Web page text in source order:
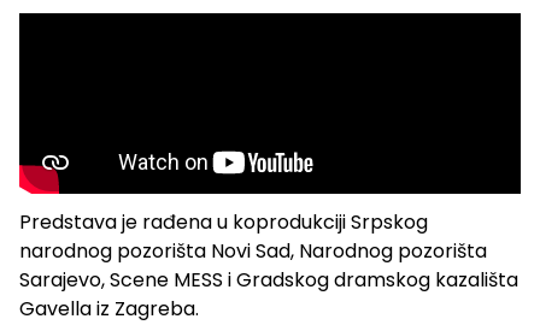
Predstava je rađena u koprodukciji Srpskog
narodnog pozorišta Novi Sad, Narodnog pozorišta
Sarajevo, Scene MESS i Gradskog dramskog kazališta
Gavella iz Zagreba.